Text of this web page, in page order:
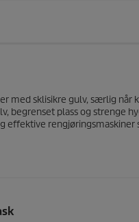
med sklisikre gulv, særlig når
begrenset plass og strenge
effektive rengjøringsmaskiner